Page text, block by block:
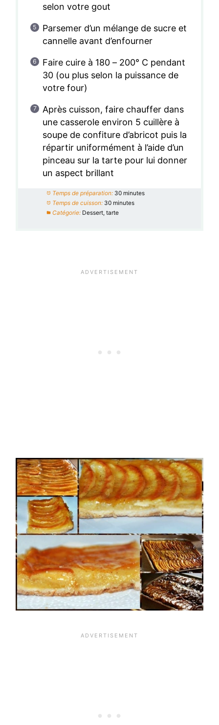
selon votre gout
Parsemer d’un mélange de sucre et
cannelle avant d’enfourner
Faire cuire à 180 – 200° C pendant
30 (ou plus selon la puissance de
votre four)
Après cuisson, faire chauffer dans
une casserole environ 5 cuillère à
soupe de confiture d’abricot puis la
répartir uniformément à l’aide d’un
pinceau sur la tarte pour lui donner
un aspect brillant
Temps de préparation: 30 minutes
Temps de cuisson: 30 minutes
Catégorie: Dessert, tarte